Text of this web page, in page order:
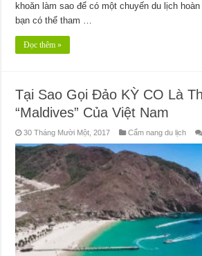
khoăn làm sao để có một chuyến du lịch
bạn có thể tham …
Đọc thêm »
Tại Sao Gọi Đảo KỲ CO Là
“Maldives” Của Việt Nam
30 Tháng Mười Một, 2017 Cẩm nang du lịch